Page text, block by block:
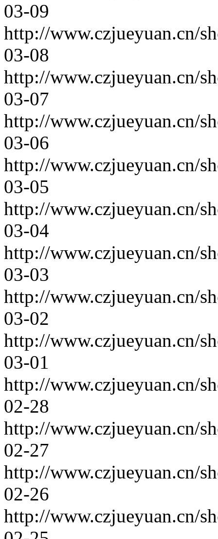
03-09
http://www.czjueyuan.cn/
03-08
http://www.czjueyuan.cn/
03-07
http://www.czjueyuan.cn/
03-06
http://www.czjueyuan.cn/
03-05
http://www.czjueyuan.cn/
03-04
http://www.czjueyuan.cn/
03-03
http://www.czjueyuan.cn/
03-02
http://www.czjueyuan.cn/
03-01
http://www.czjueyuan.cn/
02-28
http://www.czjueyuan.cn/
02-27
http://www.czjueyuan.cn/
02-26
http://www.czjueyuan.cn/